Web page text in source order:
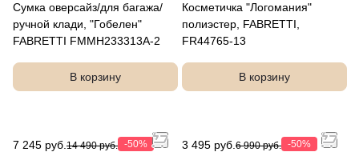
Сумка оверсайз/для багажа/
ручной клади, "Гобелен"
FABRETTI FMMH233313A-2
В корзину
Косметичка "Логомания"
полиэстер, FABRETTI,
FR44765-13
В корзину
7 245 руб. 14 490 руб. -50% 3 495 руб. 6 990 руб. -50%